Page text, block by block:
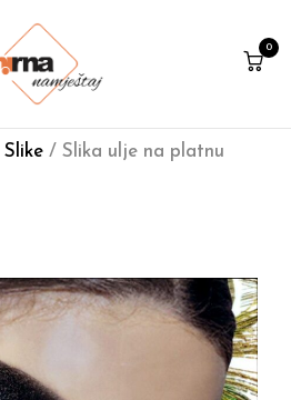
0
Slike / Slika ulje na platnu